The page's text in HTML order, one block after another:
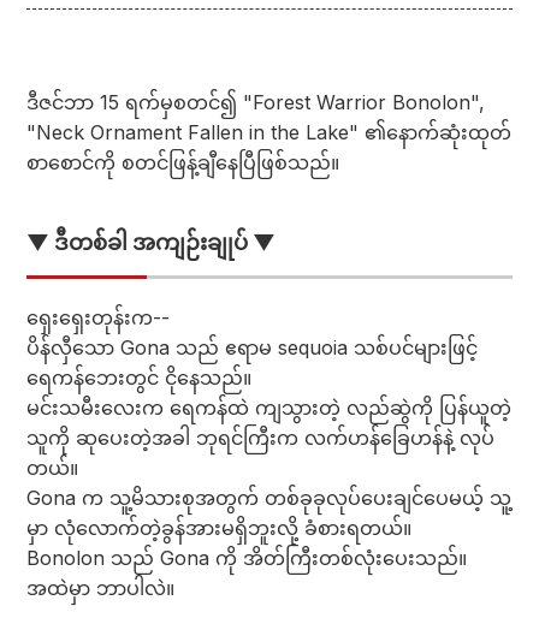
ဒီဇင်ဘာ 15 ရက်မှစတင်၍ "Forest Warrior Bonolon",
"Neck Ornament Fallen in the Lake" ၏နောက်ဆုံးထုတ်
စာစောင်ကို စတင်ဖြန့်ချီနေပြီဖြစ်သည်။
▼ ဒီတစ်ခါ အကျဉ်းချုပ် ▼
ရှေးရှေးတုန်းက--
ပိန်လှီသော Gona သည် ဧရာမ sequoia သစ်ပင်များဖြင့်
ရေကန်ဘေးတွင် ငိုနေသည်။
မင်းသမီးလေးက ရေကန်ထဲ ကျသွားတဲ့ လည်ဆွဲကို ပြန်ယူတဲ့
သူကို ဆုပေးတဲ့အခါ ဘုရင်ကြီးက လက်ဟန်ခြေဟန်နဲ့ လုပ်
တယ်။
Gona က သူ့မိသားစုအတွက် တစ်ခုခုလုပ်ပေးချင်ပေမယ့် သူ့
မှာ လုံလောက်တဲ့ခွန်အားမရှိဘူးလို့ ခံစားရတယ်။
Bonolon သည် Gona ကို အိတ်ကြီးတစ်လုံးပေးသည်။
အထဲမှာ ဘာပါလဲ။